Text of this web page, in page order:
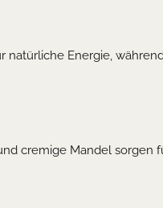
Energie,
cremige Mandel sorgen